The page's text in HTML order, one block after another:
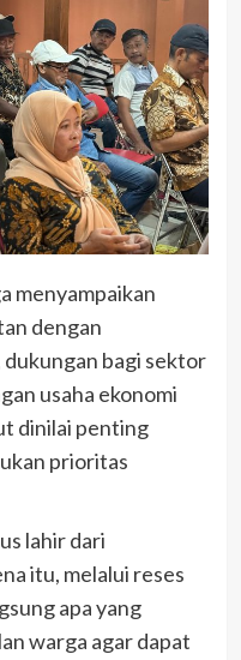
menyampaikan
dengan
bagi sektor
usaha ekonomi
dinilai penting
prioritas
lahir dari
itu, melalui reses
apa yang
warga agar dapat